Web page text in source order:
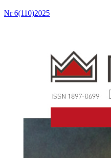
Nr 6(110)2025